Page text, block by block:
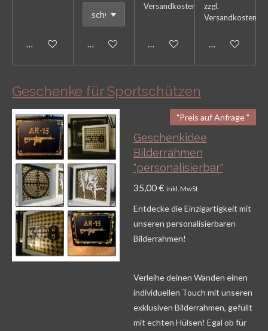
Bei Verfügbarkeit benachrichtigen
In den Warenkorb
Versandkosten
Bei Verfügbarkeit
zzgl.
Versandkosten
In den
Geschenke für Sportschützen
"Preis auf Anfrage "
Geschenkidee
Bilderrahmen
"personalisierbar"
35,00 € inkl. MwSt
Entdecke die Einzigartigkeit mit
unseren personalisierbaren
Bilderrahmen!
Verleihe deinen Wänden einen
individuellen Touch mit unseren
exklusiven Bilderrahmen, gefüllt
mit echten Hülsen! Egal ob für